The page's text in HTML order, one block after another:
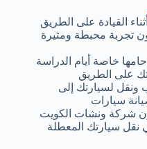
القيادة على الطريق
تجربة محبطة ومثيرة
خاصة أيام الدراسة
على الطريق
ونقل لسيارتك إلى
سيارات
شركة ونشات الكويت
نقل سيارتك المعطلة